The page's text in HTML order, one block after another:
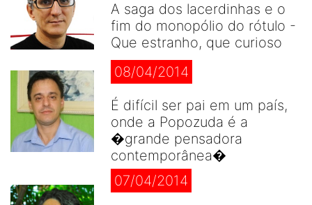
A saga dos lacerdinhas e o
fim do monopólio do rótulo -
Que estranho, que curioso
08/04/2014
É difícil ser pai em um país,
onde a Popozuda é a
�grande pensadora
contemporânea�
07/04/2014